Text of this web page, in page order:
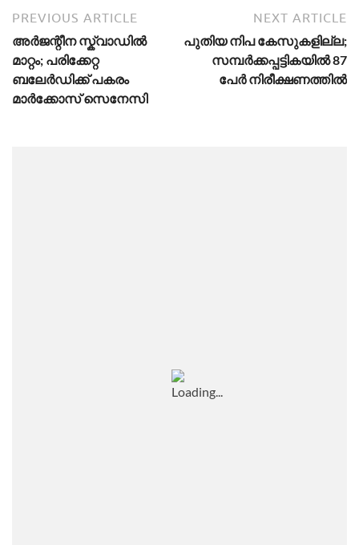
PREVIOUS ARTICLE
അർജന്റീന സ്ക്വാഡിൽ
മാറ്റം; പരിക്കേറ്റ
ബലേർഡിക്ക് പകരം
മാർക്കോസ് സെനേസി
NEXT ARTICLE
പുതിയ നിപ കേസുകളില്ല;
സമ്പർക്കപ്പട്ടികയിൽ 87
പേർ നിരീക്ഷണത്തിൽ